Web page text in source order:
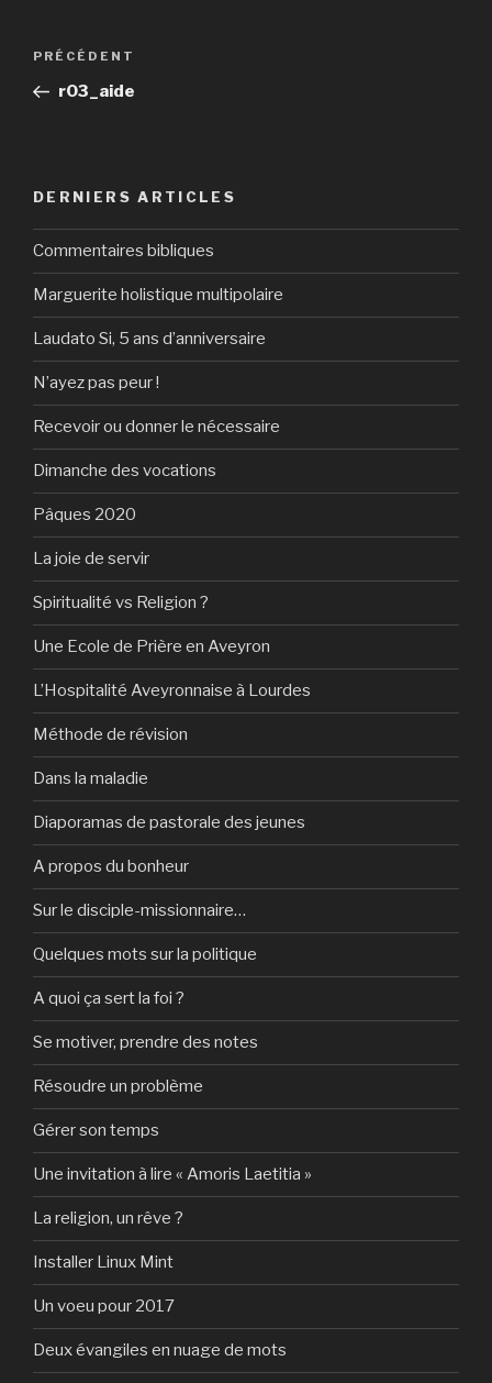
Navigation
l’article
Article
précédent
PRÉCÉDENT
r03_aide
DERNIERS ARTICLES
Commentaires bibliques
Marguerite holistique multipolaire
Laudato Si, 5 ans d’anniversaire
N’ayez pas peur !
Recevoir ou donner le nécessaire
Dimanche des vocations
Pâques 2020
La joie de servir
Spiritualité vs Religion ?
Une Ecole de Prière en Aveyron
L’Hospitalité Aveyronnaise à Lourdes
Méthode de révision
Dans la maladie
Diaporamas de pastorale des jeunes
A propos du bonheur
Sur le disciple-missionnaire…
Quelques mots sur la politique
A quoi ça sert la foi ?
Se motiver, prendre des notes
Résoudre un problème
Gérer son temps
Une invitation à lire « Amoris Laetitia »
La religion, un rêve ?
Installer Linux Mint
Un voeu pour 2017
Deux évangiles en nuage de mots